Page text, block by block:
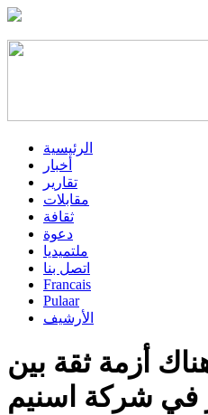
الرئيسية
أخبار
تقارير
مقابلات
ثقافة
دعوة
ملتميديا
اتصل بنا
Francais
Pulaar
الأرشيف
أزمة ثقة بين
في شركة اسنيم